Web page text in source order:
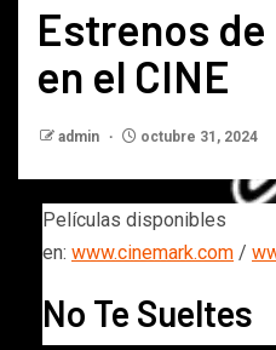
Estrenos de
en el CINE
admin octubre 31, 2024
Películas disponibles
en: www.cinemark.com /
No Te Sueltes